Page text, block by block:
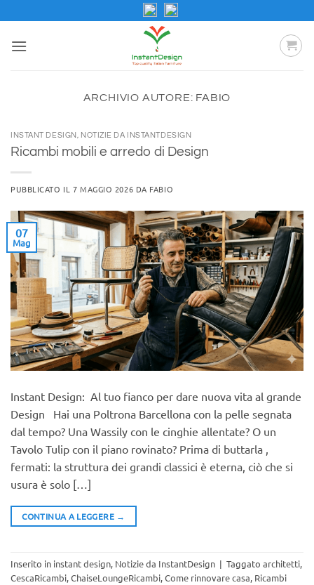
ai
contenuti
ARCHIVIO AUTORE: FABIO
INSTANT DESIGN NOTIZIE DA INSTANTDESIGN
Ricambi mobili e arredo di Design
PUBBLICATO IL 7 MAGGIO 2026 DA FABIO
07
Mag
Instant Design: Al tuo fianco per dare nuova vita al grande
Design Hai una Poltrona Barcellona con la pelle segnata
dal tempo? Una Wassily con le cinghie allentate? O un
Tavolo Tulip con il piano rovinato? Prima di buttarla ,
fermati: la struttura dei grandi classici è eterna, ciò che si
usura è solo […]
CONTINUA A LEGGERE →
Inserito in instant design, Notizie da InstantDesign | Taggato architetti,
CescaRicambi,ChaiseLoungeRicambi,Come rinnovare casa, Ricambi